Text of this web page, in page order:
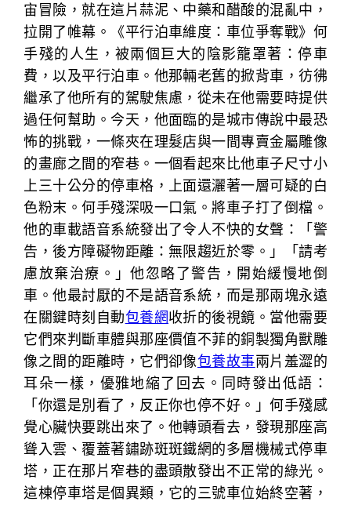
宙冒險，就在這片蒜泥、中藥和醋酸的混亂中，
拉開了帷幕。《平行泊車維度：車位爭奪戰》何
手殘的人生，被兩個巨大的陰影籠罩著：停車
費，以及平行泊車。他那輛老舊的掀背車，彷彿
繼承了他所有的駕駛焦慮，從未在他需要時提供
過任何幫助。今天，他面臨的是城市傳說中最恐
怖的挑戰，一條夾在理髮店與一間專賣金屬雕像
的畫廊之間的窄巷。一個看起來比他車子尺寸小
上三十公分的停車格，上面還灑著一層可疑的白
色粉末。何手殘深吸一口氣。將車子打了倒檔。
他的車載語音系統發出了令人不快的女聲：「警
告，後方障礙物距離：無限趨近於零。」「請考
慮放棄治療。」他忽略了警告，開始緩慢地倒
車。他最討厭的不是語音系統，而是那兩塊永遠
在關鍵時刻自動包養網收折的後視鏡。當他需要
它們來判斷車體與那座價值不菲的銅製獨角獸雕
像之間的距離時，它們卻像包養故事兩片羞澀的
耳朵一樣，優雅地縮了回去。同時發出低語：
「你還是別看了，反正你也停不好。」何手殘感
覺心臟快要跳出來了。他轉頭看去，發現那座高
聳入雲、覆蓋著鏽跡斑斑鐵網的多層機械式停車
塔，正在那片窄巷的盡頭散發出不正常的綠光。
這棟停車塔是個異類，它的三號車位始終空著，